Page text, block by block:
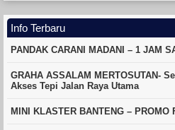
Info Terbaru
PANDAK CARANI MADANI – 1 JAM
GRAHA ASSALAM MERTOSUTAN-
Akses Tepi Jalan Raya Utama
MINI KLASTER BANTENG – PROMO